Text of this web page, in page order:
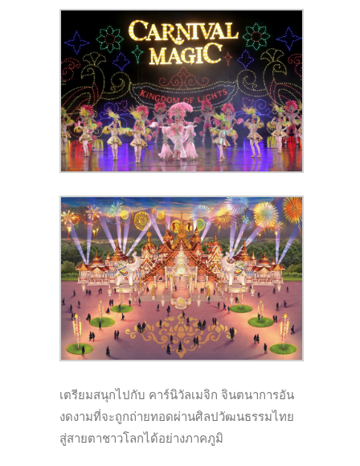
เตรียมสนุกไปกับ คาร์นิวัลเมจิก จินตนาการอัน
งดงามที่จะถูกถ่ายทอดผ่านศิลปวัฒนธรรมไทย
สู่สายตาชาวโลกได้อย่างภาคภูมิ